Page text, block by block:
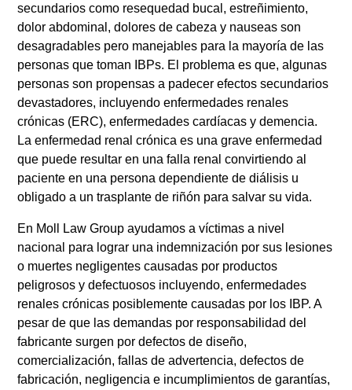
secundarios como resequedad bucal, estreñimiento,
dolor abdominal, dolores de cabeza y nauseas son
desagradables pero manejables para la mayoría de las
personas que toman IBPs. El problema es que, algunas
personas son propensas a padecer efectos secundarios
devastadores, incluyendo enfermedades renales
crónicas (ERC), enfermedades cardíacas y demencia.
La enfermedad renal crónica es una grave enfermedad
que puede resultar en una falla renal convirtiendo al
paciente en una persona dependiente de diálisis u
obligado a un trasplante de riñón para salvar su vida.
En Moll Law Group ayudamos a víctimas a nivel
nacional para lograr una indemnización por sus lesiones
o muertes negligentes causadas por productos
peligrosos y defectuosos incluyendo, enfermedades
renales crónicas posiblemente causadas por los IBP. A
pesar de que las demandas por responsabilidad del
fabricante surgen por defectos de diseño,
comercialización, fallas de advertencia, defectos de
fabricación, negligencia e incumplimientos de garantías,